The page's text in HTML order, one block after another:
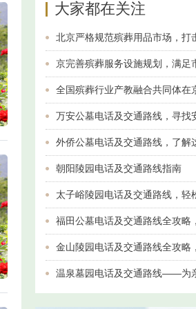
大家都在关注
京完善殡葬服务设施规划，满足
朝阳陵园电话及交通路线指南